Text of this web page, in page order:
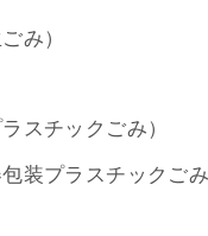
み）
スチックごみ）
装プラスチックご